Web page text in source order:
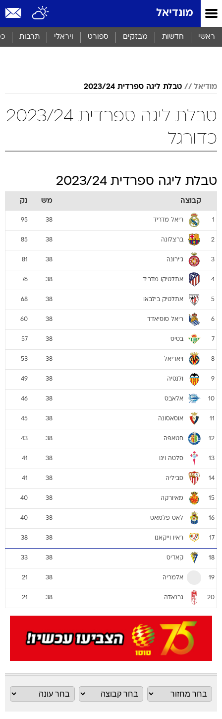
מונדיאל
ראשי חדשות מבזקים ספורט ויראלי תרבות
מודיאל טבלת ליגה ספרדית 2023/24
טבלת ליגה ספרדית 2023/24
כדורגל
טבלת ליגה ספרדית 2023/24
קבוצה מש נק
1 ריאל מדריד 38
95
2 ברצלונה 38
85
3 ג'ירונה 38
81
4 אתלטיקו מדריד 38
76
5 אתלטיק בילבאו 38
68
6 ריאל סוסיאדד 38
60
7 בטיס 38
57
8 ויאריאל 38
53
9 ולנסיה 38
49
10 אלאבס 38
46
11 אוסאסונה 38
45
12 חטאפה 38
43
13 סלטה ויגו 38
41
14 סביליה 38
41
15 מאיורקה 38
40
16 לאס פלמאס 38
40
17 ראיו וייקאנו 38
38
18 קאדיס 38
33
19 אלמריה 38
21
20 גרנאדה 38
21